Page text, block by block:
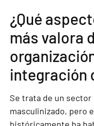
¿Qué
más valora
integración
Se trata de un
masculinizado, pero